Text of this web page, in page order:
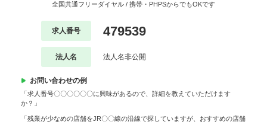
全国共通フリーダイヤル / 携帯・PHPSからでもOKです
求人番号 479539
法人名 法人名非公開
お問い合わせの例
「求人番号〇〇〇〇〇〇に興味があるので、詳細を教えていただけます
か？」
「残業が少なめの店舗をJR〇〇線の沿線で探していますが、おすすめの店舗